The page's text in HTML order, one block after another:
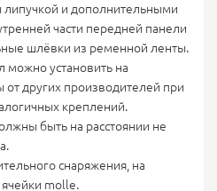
и дополнительными
части передней панели
шлёвки из ременной ленты.
можно установить на
других производителей при
креплений.
быть на расстоянии не
снаряжения, на
molle.